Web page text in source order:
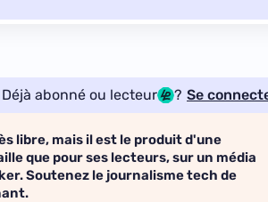
Déjà abonné ou lecteur ? Se
libre, mais il est le produit d'une
que pour ses lecteurs, sur un média
Soutenez le journalisme tech de